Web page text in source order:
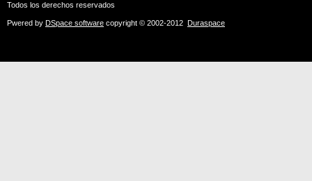
Todos los derechos reservados
Pwered by DSpace software copyright © 2002-2012 Duraspace